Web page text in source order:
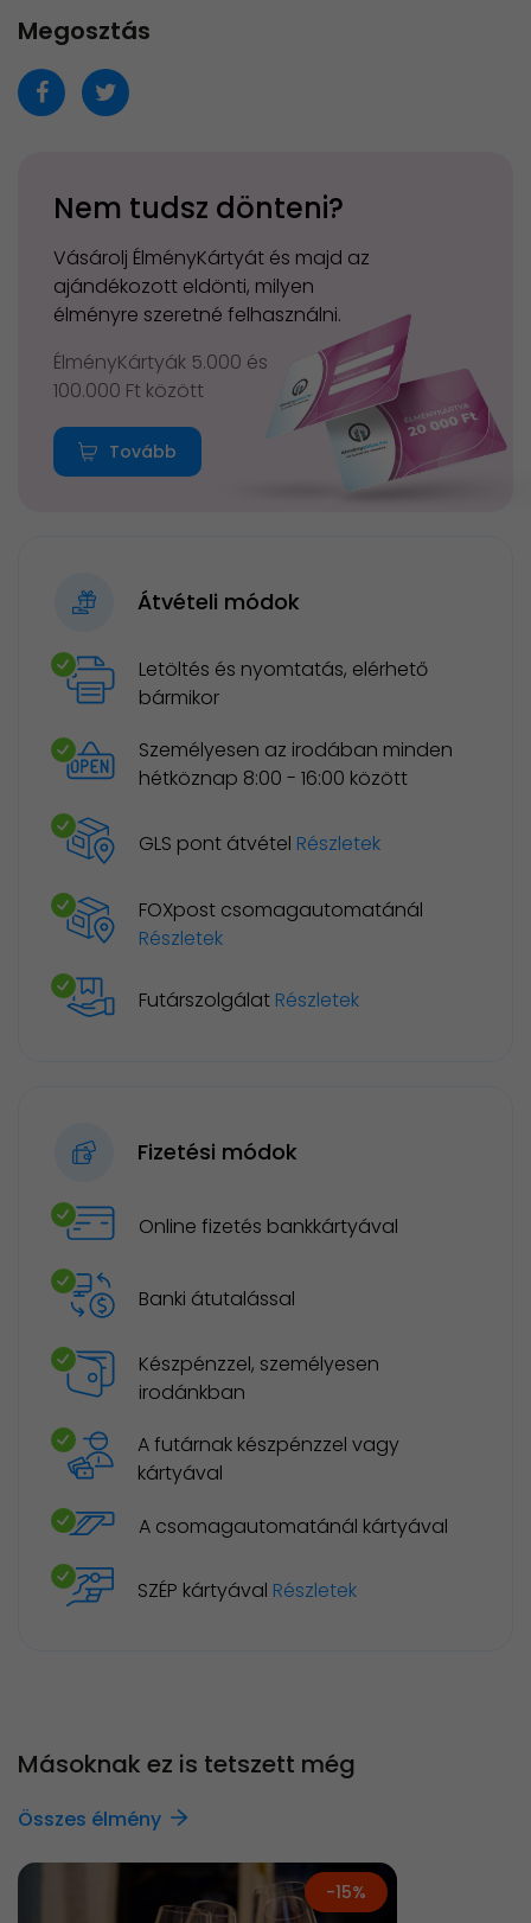
Megosztás
Nem tudsz dönteni?
Vásárolj ÉlményKártyát és majd az
ajándékozott eldönti, milyen
élményre szeretné felhasználni.
ÉlményKártyák 5.000 és
100.000 Ft között
Tovább
Átvételi módok
Letöltés és nyomtatás, elérhető
bármikor
Személyesen az irodában minden
hétköznap 8:00 - 16:00 között
GLS pont átvétel Részletek
FOXpost csomagautomatánál
Részletek
Futárszolgálat Részletek
Fizetési módok
Online fizetés bankkártyával
Banki átutalással
Készpénzzel, személyesen
irodánkban
A futárnak készpénzzel vagy
kártyával
A csomagautomatánál kártyával
SZÉP kártyával Részletek
Másoknak ez is tetszett még
Összes élmény
-15%